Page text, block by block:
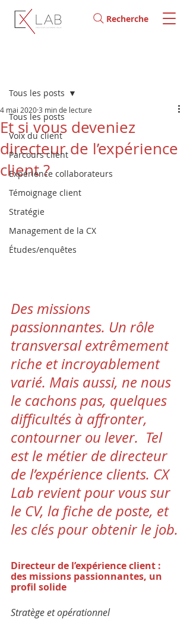
Recherche
Tous les posts
Voix du client
Parcours client
Expérience collaborateurs
Témoignage client
Stratégie
Management de la CX
Études/enquêtes
Tous les posts
Et si vous deveniez
directeur de l’expérience
client ?
4 mai 20203 min de lecture
Des missions
passionnantes. Un rôle
transversal extrêmement
riche et incroyablement
varié. Mais aussi, ne nous
le cachons pas, quelques
difficultés à affronter,
contourner ou lever.  Tel
est le métier de directeur
de l’expérience clients. CX
Lab revient pour vous sur
le CV, la fiche de poste, et
les clés pour obtenir le job.
Directeur de l’expérience client :
des missions passionnantes, un
profil solide
Stratège et opérationnel